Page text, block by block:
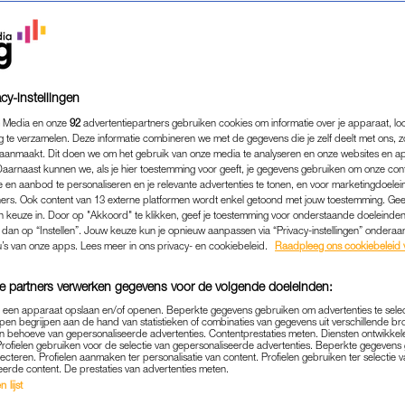
VERTREKKEN IN 'HET
MAAR HET LOOPT
'IK GELOOF ER NIET
10-09-2025 | STERRE REKERS
instellingen
en onze 92 advertentiepartners gebruiken cookies om informatie over je apparaat,
te verzamelen. Deze informatie combineren we met de gegevens die je zelf deelt met ons,
Dit doen we om het gebruik van onze media te analyseren en onze websites en
kunnen we, als je hier toestemming voor geeft, je gegevens gebruiken om onze
en aanbod te personaliseren en je relevante advertenties te tonen, en voor
Ook content van 13 externe platformen wordt enkel getoond met jouw toestemming.
keuze in. Door op "Akkoord" te klikken, geef je toestemming voor onderstaande
op “Instellen”. Jouw keuze kun je opnieuw aanpassen via “Privacy-instellingen”
van onze apps. Lees meer in ons privacy- en cookiebeleid.
Raadpleeg ons cookiebeleid
partners verwerken gegevens voor de volgende doeleinden:
apparaat opslaan en/of openen. Beperkte gegevens gebruiken om advertenties te
begrijpen aan de hand van statistieken of combinaties van gegevens uit verschillende
behoeve van gepersonaliseerde advertenties. Contentprestaties meten. Diensten
gebruiken voor de selectie van gepersonaliseerde advertenties. Beperkte
Profielen aanmaken ter personalisatie van content. Profielen gebruiken ter selectie
content. De prestaties van advertenties meten.
lijst